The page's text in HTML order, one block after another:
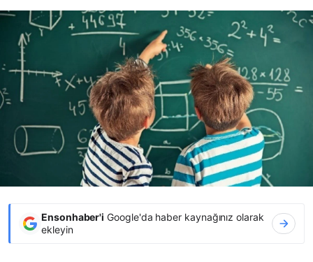
Ensonhaber'i Google'da haber kaynağınız olarak
ekleyin